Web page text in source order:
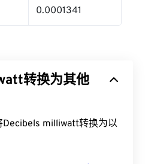
0.0001341
转换为其他
Decibels milliwatt转换为以